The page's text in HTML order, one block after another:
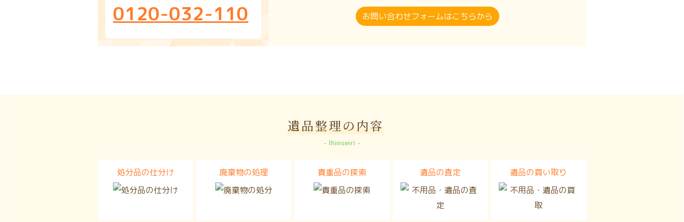
0120-032-110 お問い合わせフォームはこちらから
遺品整理の内容
Ihinseiri
処分品の仕分け 廃棄物の処理 貴重品の探索 遺品の査定 遺品の買い取り